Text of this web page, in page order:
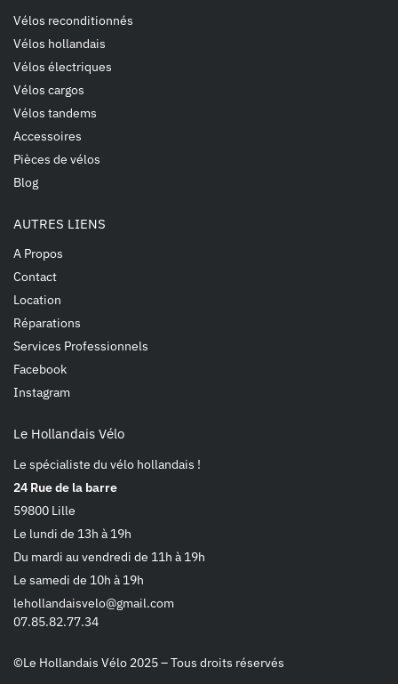
Vélos reconditionnés
Vélos hollandais
Vélos électriques
Vélos cargos
Vélos tandems
Accessoires
Pièces de vélos
Blog
AUTRES LIENS
A Propos
Contact
Location
Réparations
Services Professionnels
Facebook
Instagram
Le Hollandais Vélo
Le spécialiste du vélo hollandais !
24 Rue de la barre
59800 Lille
Le lundi de 13h à 19h
Du mardi au vendredi de 11h à 19h
Le samedi de 10h à 19h
lehollandaisvelo@gmail.com
07.85.82.77.34
©Le Hollandais Vélo 2025 – Tous droits réservés